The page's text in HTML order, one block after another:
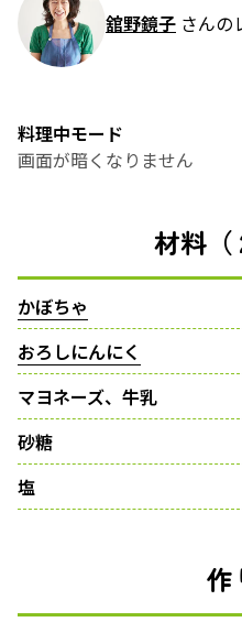
舘野鏡子 さんの
料理中モード
画面が暗くなりません
材料（
かぼちゃ
おろしにんにく
マヨネーズ、牛乳
砂糖
塩
作